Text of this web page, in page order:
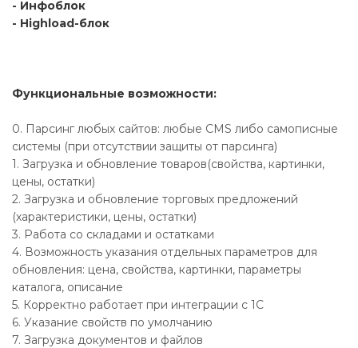
- Инфоблок
- Highload-блок
Функциональные возможности:
0. Парсинг любых сайтов: любые CMS либо самописные
системы (при отсутствии защиты от парсинга)
1. Загрузка и обновление товаров(свойства, картинки,
цены, остатки)
2. Загрузка и обновление торговых предложений
(характеристики, цены, остатки)
3. Работа со складами и остатками
4. Возможность указания отдельных параметров для
обновления: цена, свойства, картинки, параметры
каталога, описание
5. Корректно работает при интеграции с 1С
6. Указание свойств по умолчанию
7. Загрузка документов и файлов